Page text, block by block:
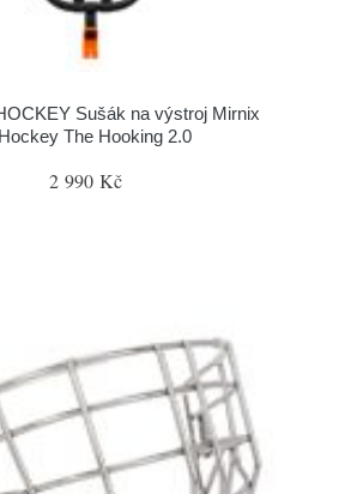
Sušák na výstroj Mirnix
Hockey The Hooking 2.0
2 990 Kč